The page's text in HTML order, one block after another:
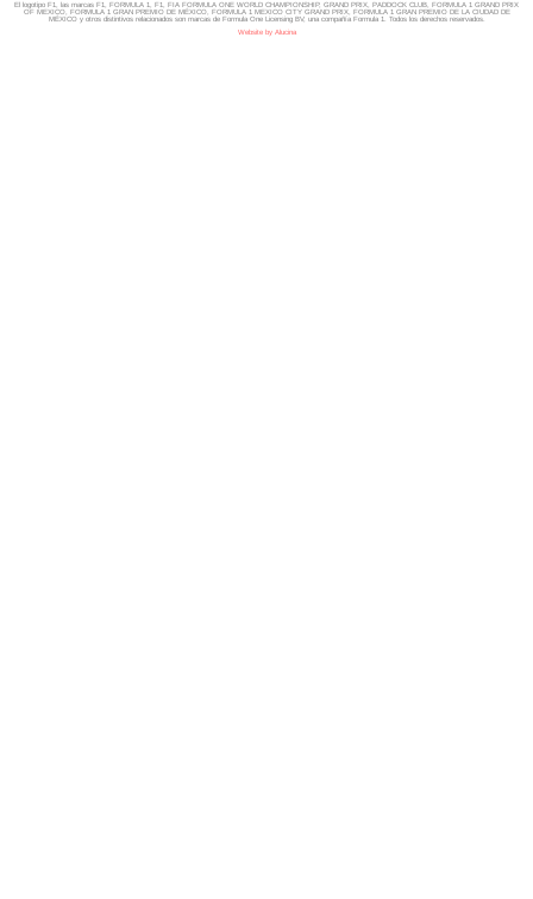
El logotipo F1, las marcas F1, FORMULA 1, F1, FIA FORMULA ONE WORLD CHAMPIONSHIP, GRAND PRIX, PADDOCK CLUB,
FORMULA 1 GRAND PRIX
OF MEXICO, FORMULA 1 GRAN PREMIO DE MÉXICO, FORMULA 1 MEXICO CITY GRAND PRIX, FORMULA 1 GRAN PREMIO DE LA CIUDAD DE
MÉXICO y otros distintivosrelacionados son marcas de Formula One Licensing BV, una compañía Formula 1. Todos los derechos reservados.
Website by Alucina